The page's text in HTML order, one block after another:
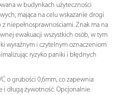
w budynkach użyteczności
mająca na celu wskazanie drogi
niepełnosprawnościami. Znak ma na
ewakuacji wszystkich osób, w tym
wyraźnym i czytelnym oznaczeniom
ryzyko paniki i błędnych
o grubości 0,6mm, co zapewnia
długą żywotność. Opcjonalnie